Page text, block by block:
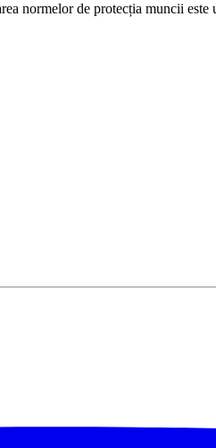
normelor de protecția muncii